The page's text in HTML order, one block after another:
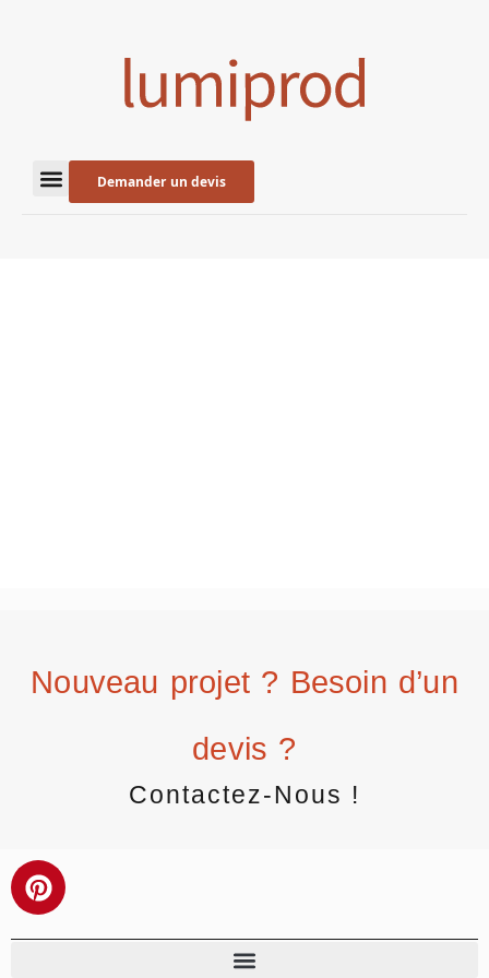
Demander un devis
Nouveau projet ? Besoin d’un
devis ?
Contactez-Nous !